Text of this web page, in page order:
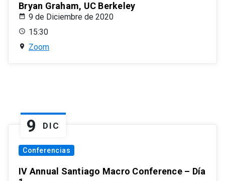
Bryan Graham, UC Berkeley
9 de Diciembre de 2020
15:30
Zoom
9 DIC
Conferencias
IV Annual Santiago Macro Conference – Día